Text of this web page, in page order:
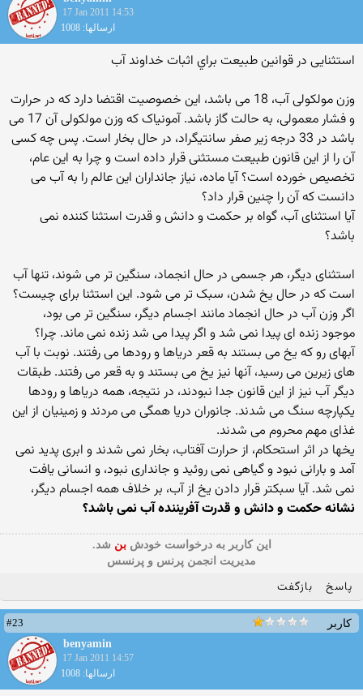
17 Jan 2011 14:53
ارسالها: 1008
استثنایی در قوانین طبیعت براي اثبات خداوند آب
وزن مولکولی آب، 18 می باشد، این خصوصیت اقتضا دارد که در حرارت
و فشار معمولی، به حالت گاز باشد. آمونیاک که وزن مولکولی آن 17 می
باشد در 33 درجه زیر صفر سانتیگراد، در حال بخار است. پس چه کسی
آن را از این قانون طبیعت مستثنی قرار داده است و چرا به این عام،
تخصیص خورده است؟ آیا ماده، نیاز جانداران این عالم را به آب می
دانست که آن را چنین قرار داد؟
آیا استثنای آب، گواه بر حکمت و دانش و قدرت استثنا کننده نمی
باشد؟
استثنای دیگر، هر جسمی در حال انجماد، سنگین تر می شوند، تنها آب
است که در حال یخ شدن، سبک تر می شود. این استثنا برای چیست؟
اگر وزن آب در حال انجماد مانند اجسام دیگر، سنگین تر می بود،
موجود زنده ای پیدا نمی شد و اگر پیدا می شد زنده نمی ماند. چرا؟
آبهای رو که یخ می بستند به قعر دریاها و رودها می رفتند. نوبت با آب
های زیرین می رسید، آنها نیز یخ می بستند و به قعر می رفتند. طبقات
دیگر آب نیز از این قانون جدا نبودند، در نتیجه، همه دریاها و رودها
یکپارچه سنگ می شدند. جانوران دریا همگی می مردند و زمینیان از این
غذای مهم محروم می شدند.
یخها در اثر استحکام، از حرارت آفتاب، بخار نمی شدند و ابری پدید نمی
آمد و بارانی نبود و گیاهی نمی روئید و جانداری نبود، و انسانی یافت
نمی شد. آیا سبکتر قرار دادن یخ از آب، بر خلاف همه اجسام دیگر،
نشانه حکمت و دانش و قدرت آفریننده آب نمی باشد؟
این كاربر به درخواست خودشبن شد.
مدیریت انجمن پرنس و پرنسس
پاسخ بازگفت
کاربر
#23
benyamin
17 Jan 2011 14:57
ارسالها: 1008